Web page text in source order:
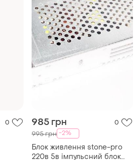
0 985 грн 0
995 грн -2%
Блок живлення stone-pro
220в 5в імпульсний блок